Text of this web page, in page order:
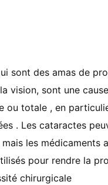
sont des amas de
vision, sont une
ou totale , en
. Les cataractes
les médicaments
pour rendre la
chirurgicale